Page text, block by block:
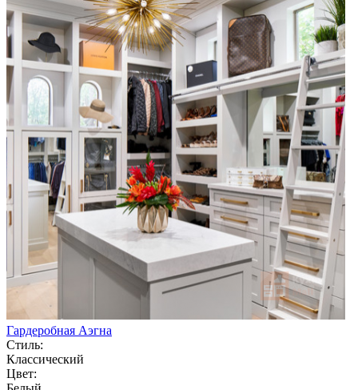
Гардеробная Аэгна
Стиль:
Классический
Цвет: